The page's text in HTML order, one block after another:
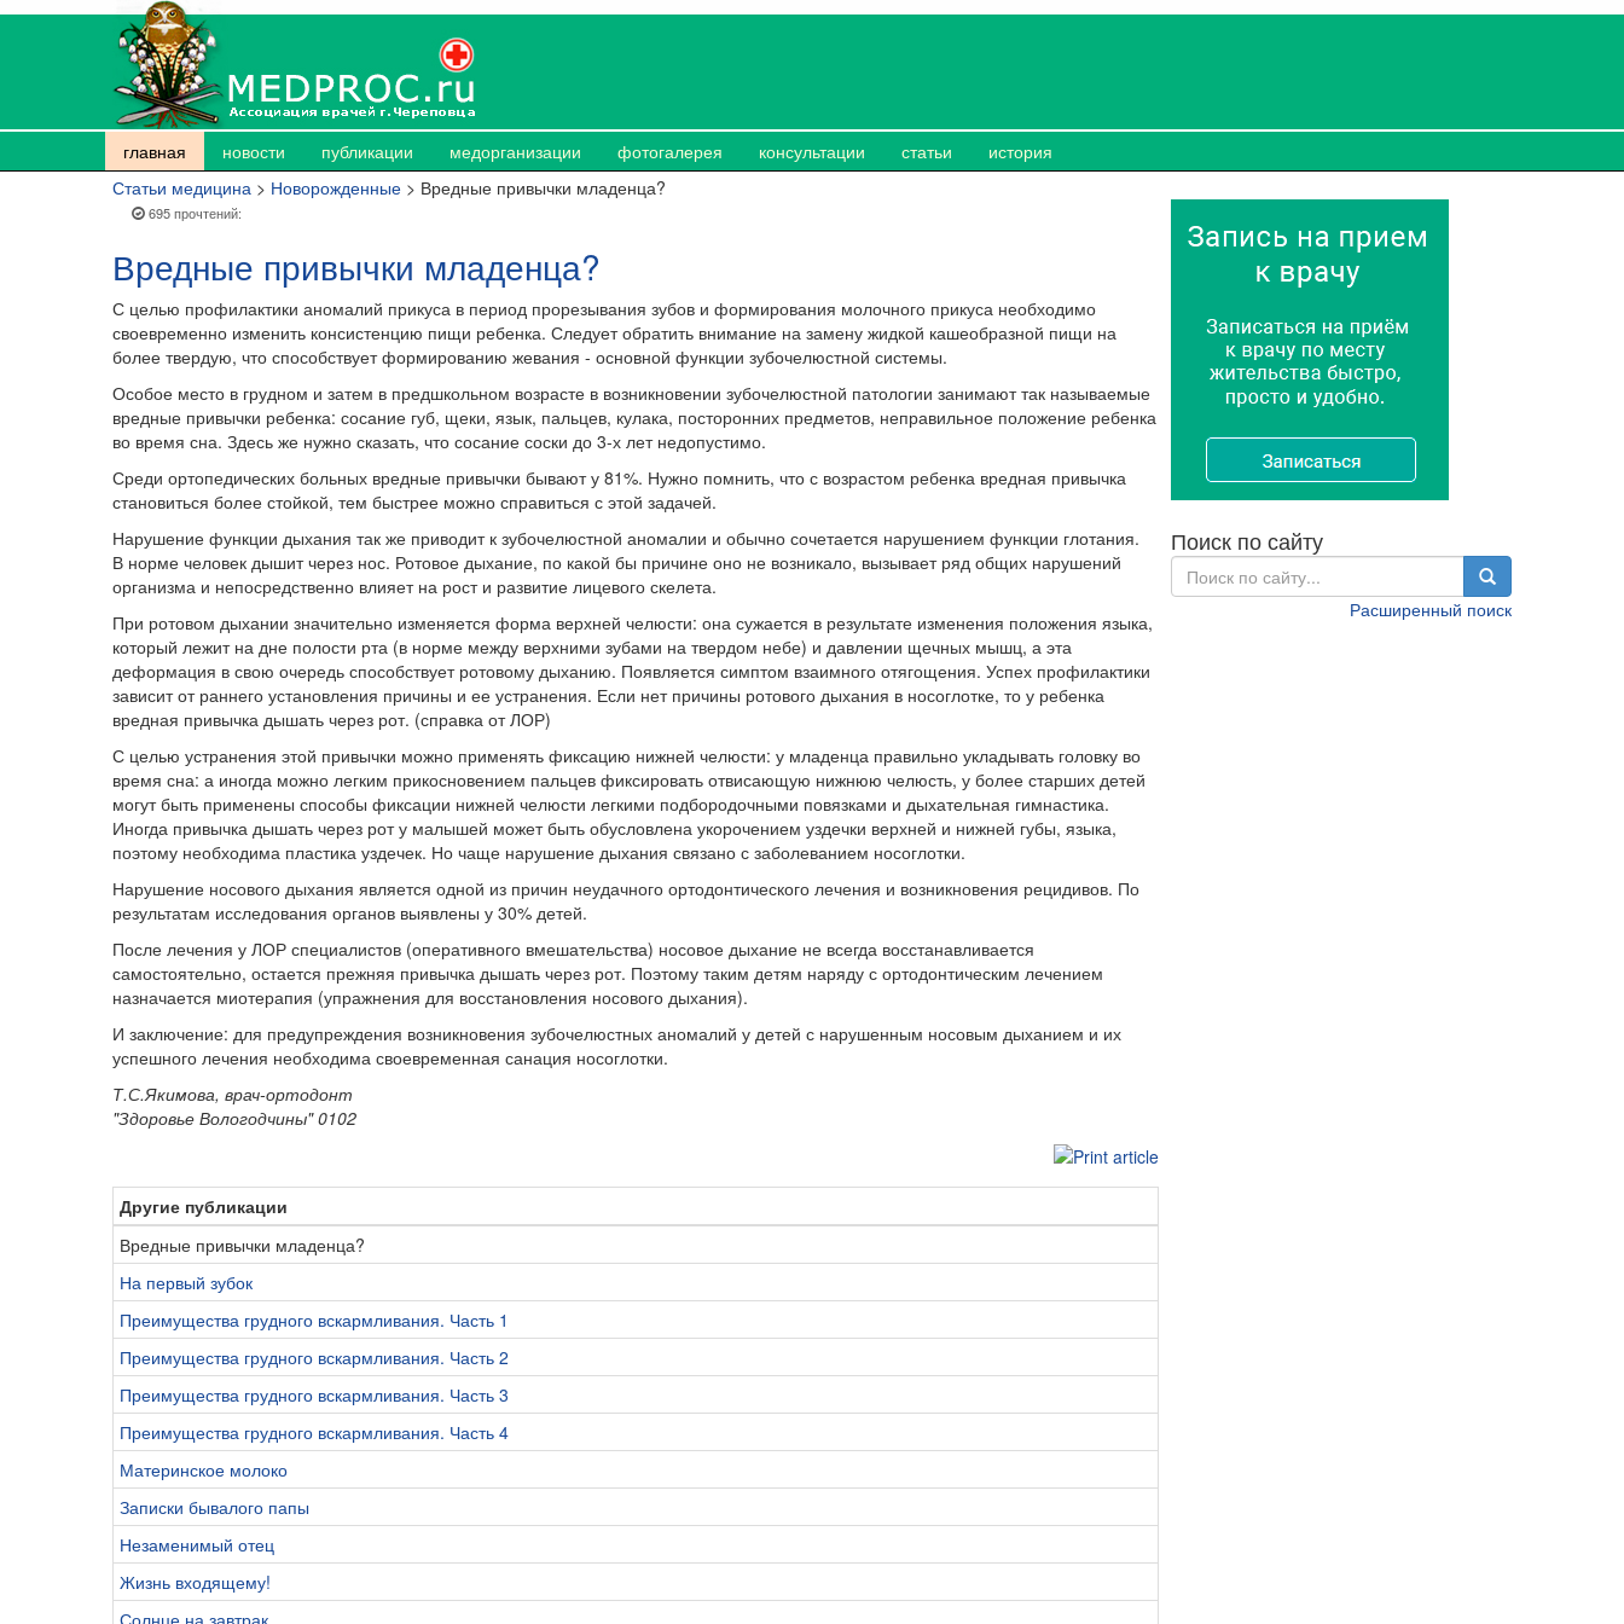
главная новости публикации медорганизации фотогалерея консультации статьи
история
Статьи медицина > Новорожденные > Вредные привычки младенца?
695 прочтений:
Вредные привычки младенца?
С целью профилактики аномалий прикуса в период прорезывания зубов и формирования молочного прикуса необходимо
своевременно изменить консистенцию пищи ребенка. Следует обратить внимание на замену жидкой кашеобразной пищи на
более твердую, что способствует формированию жевания - основной функции зубочелюстной системы.
Особое место в грудном и затем в предшкольном возрасте в возникновении зубочелюстной патологии занимают так называемые
вредные привычки ребенка: сосание губ, щеки, язык, пальцев, кулака, посторонних предметов, неправильное положение ребенка
во время сна. Здесь же нужно сказать, что сосание соски до 3-х лет недопустимо.
Среди ортопедических больных вредные привычки бывают у 81%. Нужно помнить, что с возрастом ребенка вредная привычка
становиться более стойкой, тем быстрее можно справиться с этой задачей.
Нарушение функции дыхания так же приводит к зубочелюстной аномалии и обычно сочетается нарушением функции глотания.
В норме человек дышит через нос. Ротовое дыхание, по какой бы причине оно не возникало, вызывает ряд общих нарушений
организма и непосредственно влияет на рост и развитие лицевого скелета.
При ротовом дыхании значительно изменяется форма верхней челюсти: она сужается в результате изменения положения языка,
который лежит на дне полости рта (в норме между верхними зубами на твердом небе) и давлении щечных мышц, а эта
деформация в свою очередь способствует ротовому дыханию. Появляется симптом взаимного отягощения. Успех профилактики
зависит от раннего установления причины и ее устранения. Если нет причины ротового дыхания в носоглотке, то у ребенка
вредная привычка дышать через рот. (справка от ЛОР)
С целью устранения этой привычки можно применять фиксацию нижней челюсти: у младенца правильно укладывать головку во
время сна: а иногда можно легким прикосновением пальцев фиксировать отвисающую нижнюю челюсть, у более старших детей
могут быть применены способы фиксации нижней челюсти легкими подбородочными повязками и дыхательная гимнастика.
Иногда привычка дышать через рот у малышей может быть обусловлена укорочением уздечки верхней и нижней губы, языка,
поэтому необходима пластика уздечек. Но чаще нарушение дыхания связано с заболеванием носоглотки.
Нарушение носового дыхания является одной из причин неудачного ортодонтического лечения и возникновения рецидивов. По
результатам исследования органов выявлены у 30% детей.
После лечения у ЛОР специалистов (оперативного вмешательства) носовое дыхание не всегда восстанавливается
самостоятельно, остается прежняя привычка дышать через рот. Поэтому таким детям наряду с ортодонтическим лечением
назначается миотерапия (упражнения для восстановления носового дыхания).
И заключение: для предупреждения возникновения зубочелюстных аномалий у детей с нарушенным носовым дыханием и их
успешного лечения необходима своевременная санация носоглотки.
Т.С.Якимова, врач-ортодонт
"Здоровье Вологодчины" 0102
Другие публикации
Вредные привычки младенца?
На первый зубок
Преимущества грудного вскармливания. Часть 1
Преимущества грудного вскармливания. Часть 2
Преимущества грудного вскармливания. Часть 3
Преимущества грудного вскармливания. Часть 4
Материнское молоко
Записки бывалого папы
Незаменимый отец
Жизнь входящему!
Поиск по сайту
Расширенный поиск